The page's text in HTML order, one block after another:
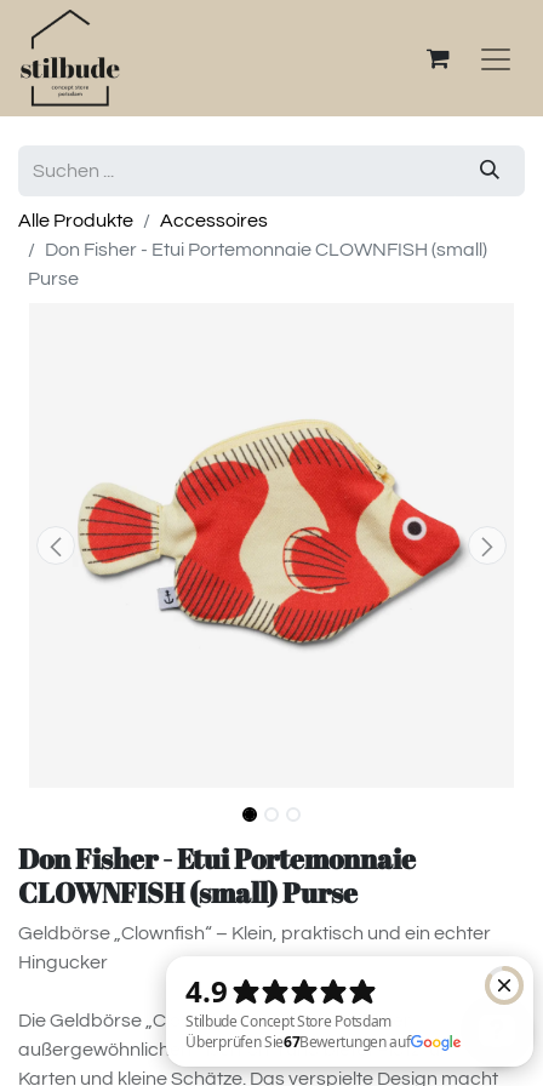
Alle Produkte
Accessoires
Don Fisher - Etui Portemonnaie CLOWNFISH (small)
Purse
Don Fisher - Etui Portemonnaie
CLOWNFISH (small) Purse
Geldbörse „Clownfish“ – Klein, praktisch und ein echter
Hingucker
Die Geldbörse „Clownfish“ begeistert mit ihrer
außergewöhnlichen Fischform und bietet Platz für Münzen,
Karten und kleine Schätze. Das verspielte Design macht